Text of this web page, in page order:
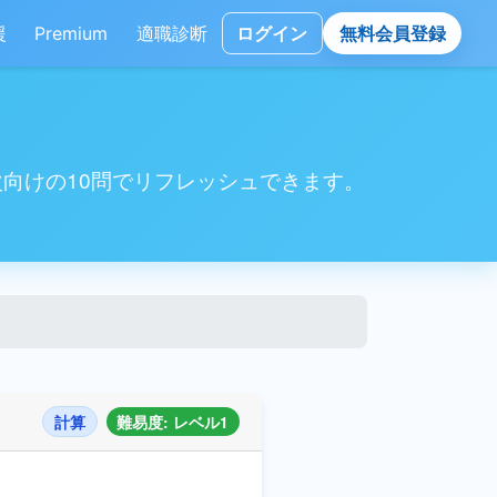
Premium 適職診断 ログイン 無料会員登録
けの10問でリフレッシュできます。
計算 難易度: レベル1